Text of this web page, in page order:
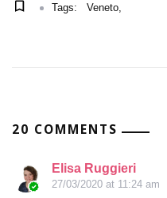
Tags: Veneto
20 COMMENTS
Elisa Ruggieri
27/03/2020 at 11:24 am